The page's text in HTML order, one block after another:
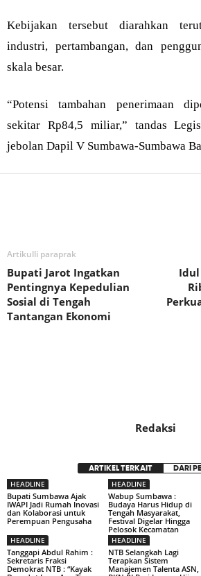
Kebijakan tersebut diarahkan
industri, pertambangan, dan
skala besar.
“Potensi tambahan penerimaan
sekitar Rp84,5 miliar,” tandas
jebolan Dapil V Sumbawa-Sumbawa
Artikulli paraprak
Bupati Jarot Ingatkan
Pentingnya Kepedulian
Sosial di Tengah
Tantangan Ekonomi
Idul
Redaksi
ARTIKEL TERKAIT DARI
HEADLINE
Bupati Sumbawa Ajak
IWAPI Jadi Rumah Inovasi
dan Kolaborasi untuk
Perempuan Pengusaha
HEADLINE
Wabup Sumbawa :
Budaya Harus Hidup di
Tengah Masyarakat,
Festival Digelar Hingga
Pelosok Kecamatan
HEADLINE
Tanggapi Abdul Rahim :
Sekretaris Fraksi
Demokrat NTB : “Kayak
HEADLINE
NTB Selangkah Lagi
Terapkan Sistem
Manajemen Talenta ASN,